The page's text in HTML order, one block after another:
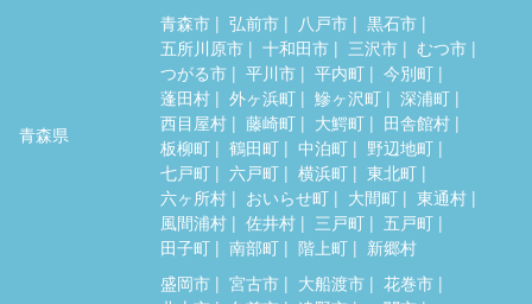
青森県
青森市 弘前市 八戸市
黒石市
五所川原市
十和田市 三沢市
むつ市
つがる市
平川市 平内町
今別町
蓬田村
外ヶ浜町 鰺ヶ沢町
深浦町
西目屋村
藤崎町 大鰐町
田舎館村
板柳町
鶴田町 中泊町
野辺地町
七戸町
六戸町 横浜町
東北町
六ヶ所村
おいらせ町 大間町
東通村
風間浦村
佐井村 三戸町
五戸町
田子町
南部町 階上町 新郷村
盛岡市 宮古市 大船渡市
花巻市